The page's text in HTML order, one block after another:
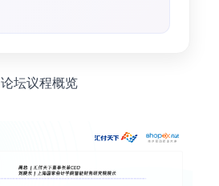
论坛议程概览